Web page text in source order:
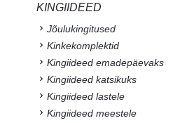
KINGIIDEED
Jõulukingitused
Kinkekomplektid
Kingiideed emadepäevaks
Kingiideed katsikuks
Kingiideed lastele
Kingiideed meestele